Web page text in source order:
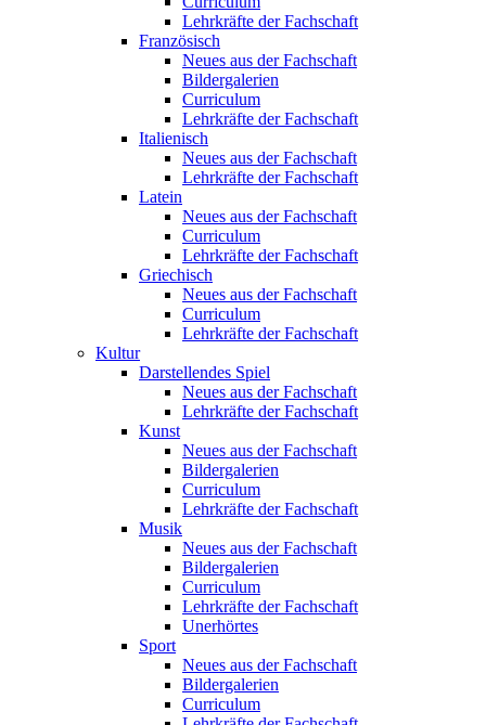
Lehrkräfte der Fachschaft
Französisch
Neues aus der Fachschaft
Bildergalerien
Curriculum
Lehrkräfte der Fachschaft
Italienisch
Neues aus der Fachschaft
Lehrkräfte der Fachschaft
Latein
Neues aus der Fachschaft
Curriculum
Lehrkräfte der Fachschaft
Griechisch
Neues aus der Fachschaft
Curriculum
Lehrkräfte der Fachschaft
Kultur
Darstellendes Spiel
Neues aus der Fachschaft
Lehrkräfte der Fachschaft
Kunst
Neues aus der Fachschaft
Bildergalerien
Curriculum
Lehrkräfte der Fachschaft
Musik
Neues aus der Fachschaft
Bildergalerien
Curriculum
Lehrkräfte der Fachschaft
Unerhörtes
Sport
Neues aus der Fachschaft
Bildergalerien
Curriculum